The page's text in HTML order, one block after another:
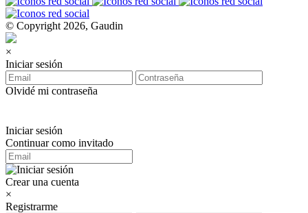
© Copyright 2026, Gaudin
×
Iniciar sesión
Olvidé mi contraseña
Iniciar sesión
Continuar como invitado
Crear una cuenta
×
Registrarme